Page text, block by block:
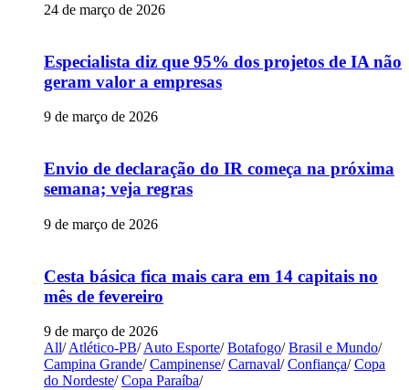
24 de março de 2026
Especialista diz que 95% dos projetos de IA não
geram valor a empresas
9 de março de 2026
Envio de declaração do IR começa na próxima
semana; veja regras
9 de março de 2026
Cesta básica fica mais cara em 14 capitais no
mês de fevereiro
9 de março de 2026
All/ Atlético-PB/ Auto Esporte/ Botafogo/ Brasil e Mundo/
Campina Grande/ Campinense/ Carnaval/ Confiança/ Copa
do Nordeste/ Copa Paraíba/